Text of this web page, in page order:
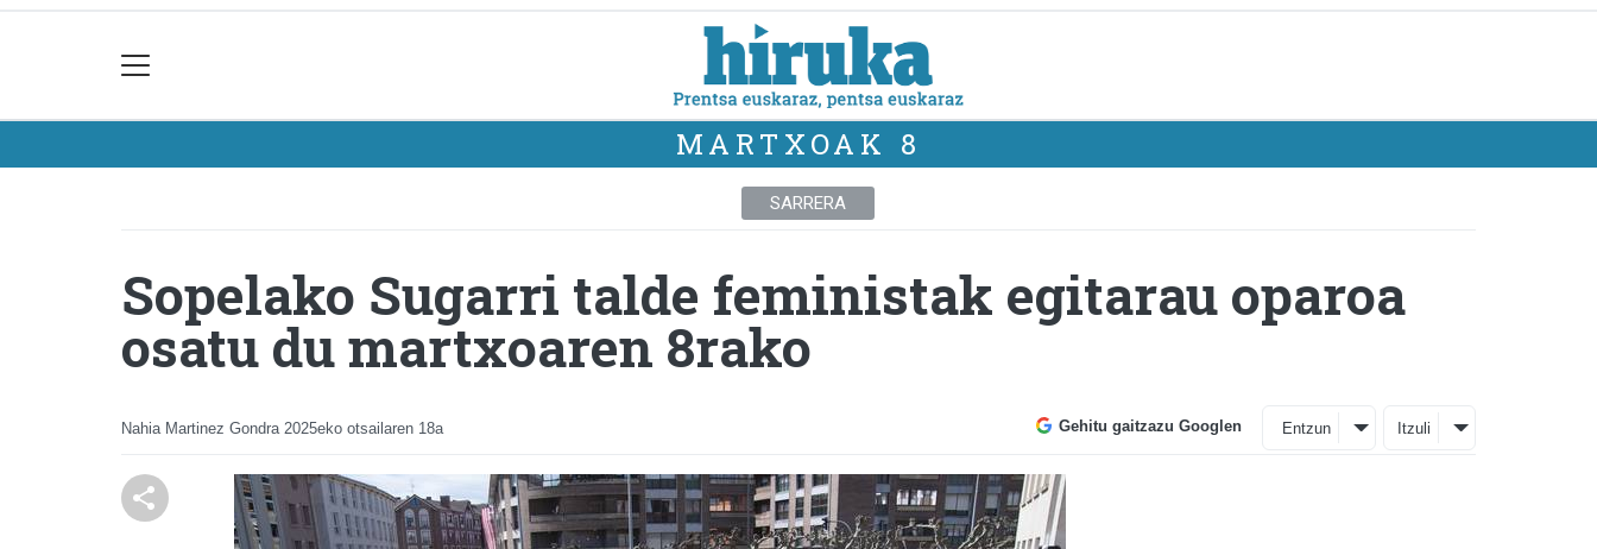
MARTXOAK 8
SARRERA
Sopelako Sugarri talde feministak egitarau oparoa
osatu du martxoaren 8rako
Nahia Martinez Gondra 2025eko otsailaren 18a Gehitu gaitzazu Googlen Entzun Itzuli